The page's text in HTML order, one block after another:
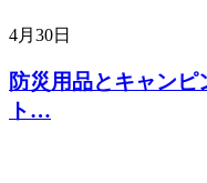
4月30日
防災用品とキャン
ト…